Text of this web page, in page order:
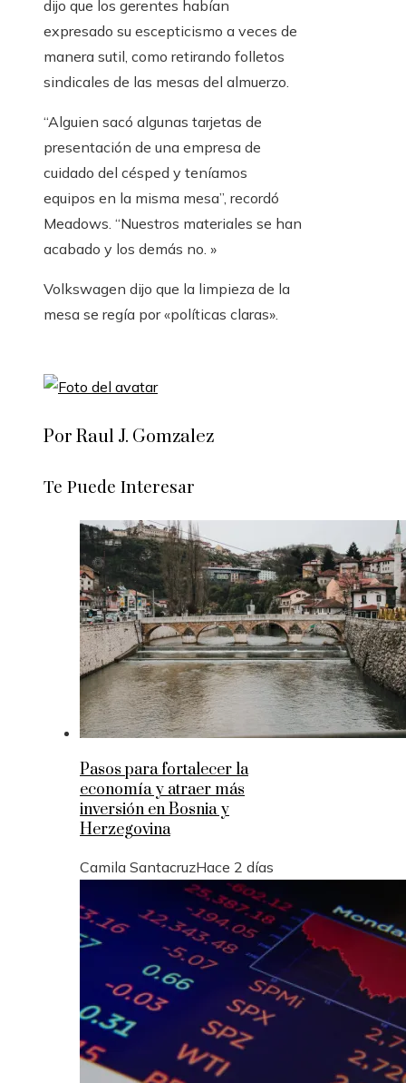
dijo que los gerentes habían
expresado su escepticismo a veces de
manera sutil, como retirando folletos
sindicales de las mesas del almuerzo.
“Alguien sacó algunas tarjetas de
presentación de una empresa de
cuidado del césped y teníamos
equipos en la misma mesa”, recordó
Meadows. “Nuestros materiales se han
acabado y los demás no. »
Volkswagen dijo que la limpieza de la
mesa se regía por «políticas claras».
Por Raul J. Gomzalez
Te Puede Interesar
Pasos para fortalecer la
economía y atraer más
inversión en Bosnia y
Herzegovina
Camila SantacruzHace 2 días